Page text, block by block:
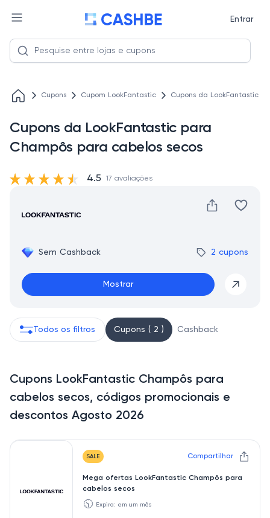
Entrar
Cupons Cupom LookFantastic Cupons da LookFantastic
Cupons da LookFantastic para
Champôs para cabelos secos
Sem Cashback 2 cupons
Mostrar
4.5 17 avaliações
Todos os filtros Cupons ( 2 ) Cashback
Cupons LookFantastic Champôs para
cabelos secos, códigos promocionais e
descontos Agosto 2026
SALE Compartilhar
Mega ofertas LookFantastic Champôs para
cabelos secos
🕥 Expira: em um mês